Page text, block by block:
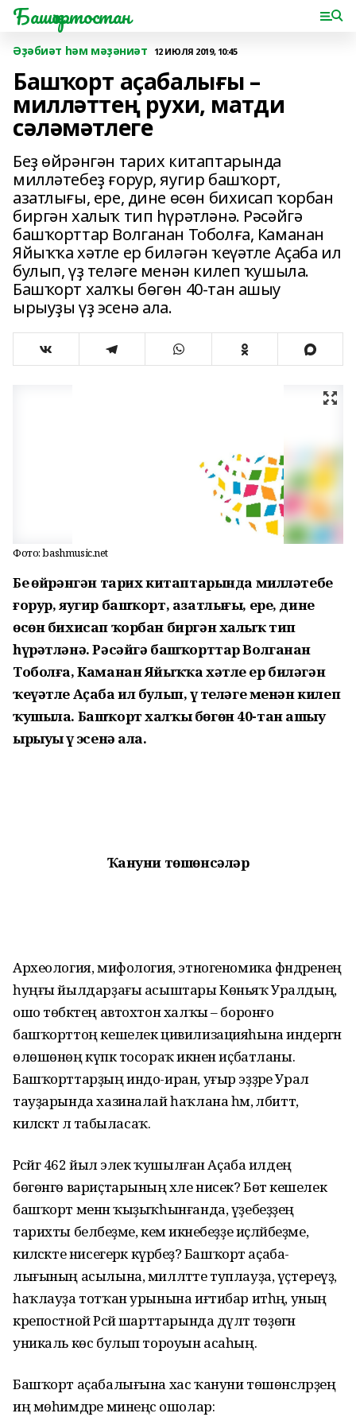
Башҡортостан
Әҙәбиәт һәм мәҙәниәт 12 ИЮЛЯ 2019, 10:45
Башҡорт аҫабалығы –
милләттең рухи, матди
сәләмәтлеге
Беҙ өйрәнгән тарих китаптарында
милләтебеҙ ғорур, яугир башҡорт,
азатлығы, ере, дине өсөн бихисап ҡорбан
биргән халыҡ тип һүрәтләнә. Рәсәйгә
башҡорттар Волганан Тоболға, Каманан
Яйыҡҡа хәтле ер биләгән ҡеүәтле Аҫаба ил
булып, үҙ теләге менән килеп ҡушыла.
Башҡорт халҡы бөгөн 40-тан ашыу
ырыуҙы үҙ эсенә ала.
Фото: bashmusic.net
Беҙ өйрәнгән тарих китаптарында милләтебеҙ
ғорур, яугир башҡорт, азатлығы, ере, дине
өсөн бихисап ҡорбан биргән халыҡ тип
һүрәтләнә. Рәсәйгә башҡорттар Волганан
Тоболға, Каманан Яйыҡҡа хәтле ер биләгән
ҡеүәтле Аҫаба ил булып, үҙ теләге менән килеп
ҡушыла. Башҡорт халҡы бөгөн 40-тан ашыу
ырыуҙы үҙ эсенә ала.
Ҡануни төшөнсәләр
Археология, мифология, этногено­ми­ка фәндәренең
һуңғы йылдарҙағы асыштары Көньяҡ Уралдың,
ошо төбәктең автохтон халҡы – боронғо
башҡорттоң кешелек цивилизацияһына индергән
өлөшөнөң күпкә тосораҡ икәнен иҫ­батланы.
Башҡорттарҙың индо-иран, уғыр эҙҙәре Урал
тауҙарында хазиналай һаҡлана һәм, әлбиттә,
киләсәктә лә табыласаҡ.
Рәсәйгә 462 йыл элек ҡушылған Аҫаба илдең
бөгөнгө вариҫтарының хәле нисек? Бөтә кешелек
башҡорт менән ҡыҙыҡ­һынғанда, үҙебеҙҙең
тарихты беләбеҙме, кем икәнебеҙҙе иҫләйбеҙме,
киләсәкте нисегерәк күрәбеҙ? Башҡорт аҫаба­
лығының асылына, милләтте туплауҙа, үҫтереүҙә,
һаҡлауҙа тотҡан урынына иғтибар итһәң, уның
крепостной Рәсәй шарттарында дәүләт төҙөгән
уникаль көс булып тороуын асаһың.
Башҡорт аҫабалығына хас ҡануни төшөнсәләрҙең
иң мөһимдәре минеңсә ошолар: